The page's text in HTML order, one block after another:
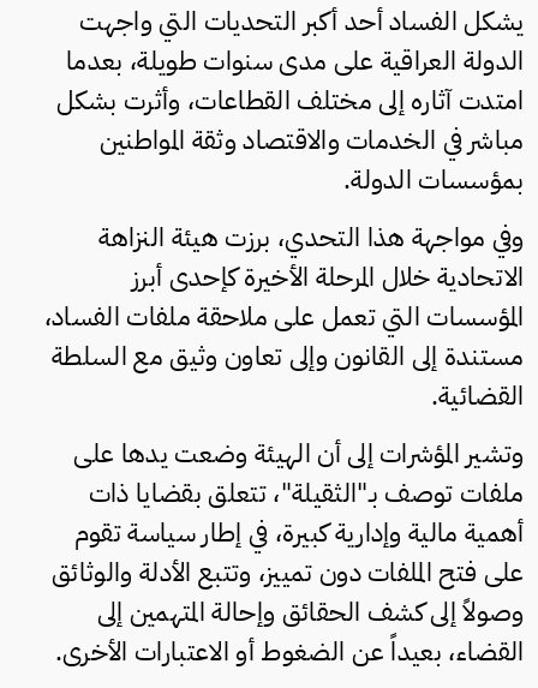
يشكل الفساد أحد أكبر التحديات التي واجهت
الدولة العراقية على مدى سنوات طويلة، بعدما
امتدت آثاره إلى مختلف القطاعات، وأثرت بشكل
مباشر في الخدمات والاقتصاد وثقة المواطنين
بمؤسسات الدولة.
وفي مواجهة هذا التحدي، برزت هيئة النزاهة
الاتحادية خلال المرحلة الأخيرة كإحدى أبرز
المؤسسات التي تعمل على ملاحقة ملفات الفساد،
مستندة إلى القانون وإلى تعاون وثيق مع السلطة
القضائية.
وتشير المؤشرات إلى أن الهيئة وضعت يدها على
ملفات توصف بـ"الثقيلة"، تتعلق بقضايا ذات
أهمية مالية وإدارية كبيرة، في إطار سياسة تقوم
على فتح الملفات دون تمييز، وتتبع الأدلة والوثائق
وصولاً إلى كشف الحقائق وإحالة المتهمين إلى
القضاء، بعيداً عن الضغوط أو الاعتبارات الأخرى.